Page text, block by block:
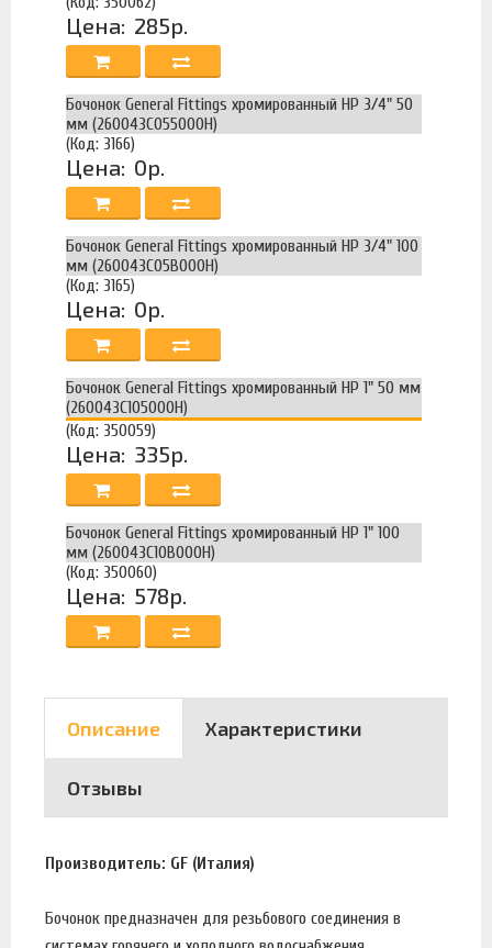
Цена: 285р.
Бочонок General Fittings хромированный НР 3/4" 50
мм (260043C055000H)
(Код: 3166)
Цена: 0р.
Бочонок General Fittings хромированный НР 3/4" 100
мм (260043C05B000H)
(Код: 3165)
Цена: 0р.
Бочонок General Fittings хромированный НР 1" 50 мм
(260043C105000H)
(Код: 350059)
Цена: 335р.
Бочонок General Fittings хромированный НР 1" 100
мм (260043C10B000H)
(Код: 350060)
Цена: 578р.
Описание Характеристики
Отзывы
Производитель: GF (Италия)
Бочонок предназначен для резьбового соединения в